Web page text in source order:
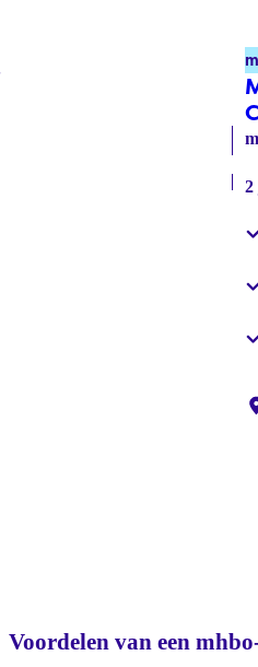
2
Voordelen van een